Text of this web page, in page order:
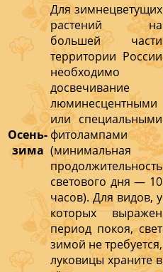
Осень-
зима
Для зимнецветущих
растений на
большей части
территории России
необходимо
досвечивание
люминесцентными
или специальными
фитолампами
(минимальная
продолжительность
светового дня — 10
часов). Для видов, у
которых выражен
период покоя, свет
зимой не требуется,
луковицы храните в